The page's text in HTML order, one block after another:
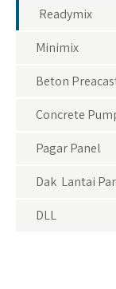
Readymix
Minimix
Beton
Concrete
Pagar Panel
Dak Lantai
DLL